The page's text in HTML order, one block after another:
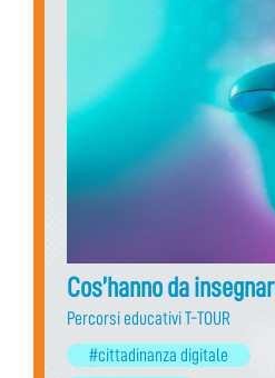
Cos’hanno da
Percorsi educativi T-TOUR
#cittadinanza digitale